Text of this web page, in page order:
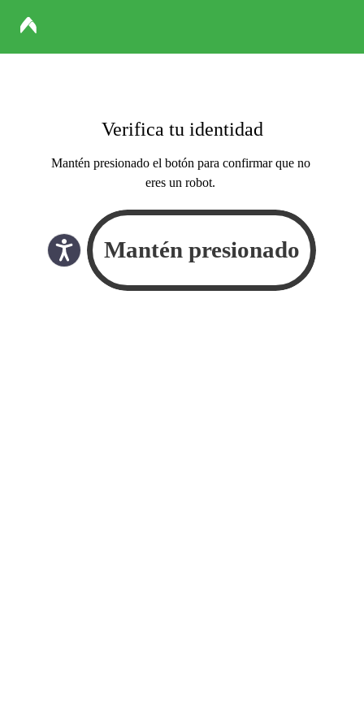
Verifica tu identidad
Mantén presionado el botón para confirmar que no
eres un robot.